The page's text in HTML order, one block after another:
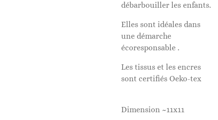
débarbouiller les enfants.
Elles sont idéales dans
une démarche
écoresponsable .
Les tissus et les encres
sont certifiés Oeko-tex
Dimension ~11x11